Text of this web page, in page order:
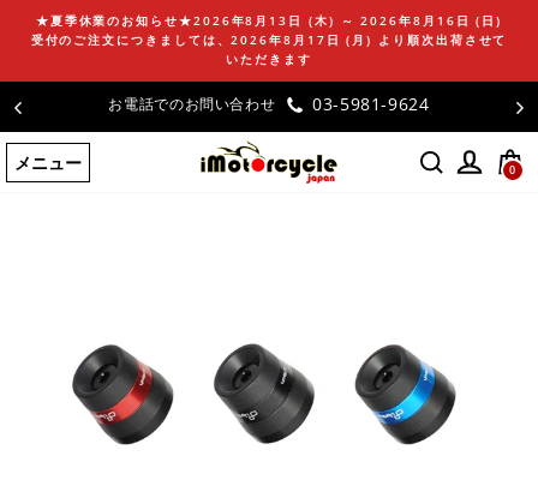
ン
ツ
に
ス
キ
★夏季休業のお知らせ★2026年8月13日 (木) ～ 2026年8月16日 (日)
受付のご注文につきましては、2026年8月17日 (月) より順次出荷させて
いただきます
お電話でのお問い合わせ 03-5981-9624
メニュー 0